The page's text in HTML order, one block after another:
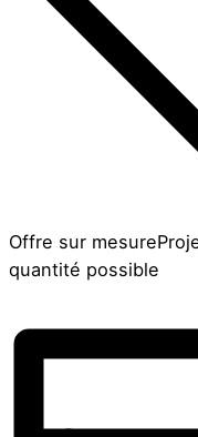
Offre sur mesure
quantité possible